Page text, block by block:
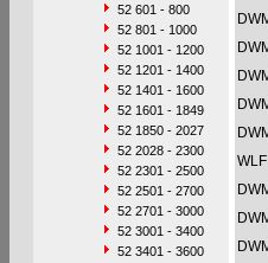
52 601 - 800
52 801 - 1000
52 1001 - 1200
52 1201 - 1400
52 1401 - 1600
52 1601 - 1849
52 1850 - 2027
52 2028 - 2300
52 2301 - 2500
52 2501 - 2700
52 2701 - 3000
52 3001 - 3400
52 3401 - 3600
WLF